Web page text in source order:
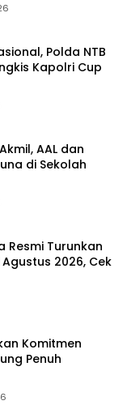
Polda NTB
Kapolri Cup
AAL dan
di Sekolah
Resmi Turunkan
2026, Cek
Komitmen
Penuh